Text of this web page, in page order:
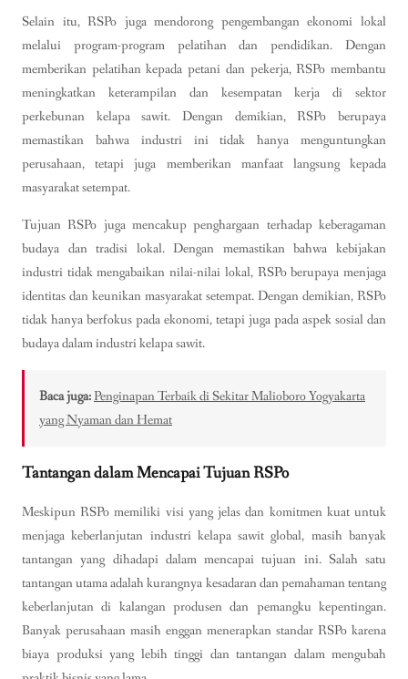
Selain itu, RSPo juga mendorong pengembangan ekonomi lokal
melalui program-program pelatihan dan pendidikan. Dengan
memberikan pelatihan kepada petani dan pekerja, RSPo membantu
meningkatkan keterampilan dan kesempatan kerja di sektor
perkebunan kelapa sawit. Dengan demikian, RSPo berupaya
memastikan bahwa industri ini tidak hanya menguntungkan
perusahaan, tetapi juga memberikan manfaat langsung kepada
masyarakat setempat.
Tujuan RSPo juga mencakup penghargaan terhadap keberagaman
budaya dan tradisi lokal. Dengan memastikan bahwa kebijakan
industri tidak mengabaikan nilai-nilai lokal, RSPo berupaya menjaga
identitas dan keunikan masyarakat setempat. Dengan demikian, RSPo
tidak hanya berfokus pada ekonomi, tetapi juga pada aspek sosial dan
budaya dalam industri kelapa sawit.
Baca juga:Penginapan Terbaik di Sekitar Malioboro Yogyakarta
yang Nyaman dan Hemat
Tantangan dalam Mencapai Tujuan RSPo
Meskipun RSPo memiliki visi yang jelas dan komitmen kuat untuk
menjaga keberlanjutan industri kelapa sawit global, masih banyak
tantangan yang dihadapi dalam mencapai tujuan ini. Salah satu
tantangan utama adalah kurangnya kesadaran dan pemahaman tentang
keberlanjutan di kalangan produsen dan pemangku kepentingan.
Banyak perusahaan masih enggan menerapkan standar RSPo karena
biaya produksi yang lebih tinggi dan tantangan dalam mengubah